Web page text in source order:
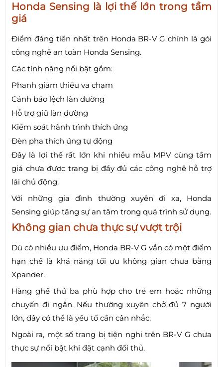
Honda Sensing là lợi thế lớn trong tầm
giá
Điểm đáng tiền nhất trên Honda BR-V G chính là gói
công nghệ an toàn Honda Sensing.
Các tính năng nổi bật gồm:
Phanh giảm thiểu va chạm
Cảnh báo lệch làn đường
Hỗ trợ giữ làn đường
Kiểm soát hành trình thích ứng
Đèn pha thích ứng tự động
Đây là lợi thế rất lớn khi nhiều mẫu MPV cùng tầm
giá chưa được trang bị đầy đủ các công nghệ hỗ trợ
lái chủ động.
Với những gia đình thường xuyên đi xa, Honda
Sensing giúp tăng sự an tâm trong quá trình sử dụng.
Không gian chưa thực sự vượt trội
Dù có nhiều ưu điểm, Honda BR-V G vẫn có một điểm
hạn chế là khả năng tối ưu không gian chưa bằng
Xpander.
Hàng ghế thứ ba phù hợp cho trẻ em hoặc những
chuyến đi ngắn. Nếu thường xuyên chở đủ 7 người
lớn, đây có thể là yếu tố cần cân nhắc.
Ngoài ra, một số trang bị tiện nghi trên BR-V G chưa
thực sự nổi bật khi đặt cạnh đối thủ.